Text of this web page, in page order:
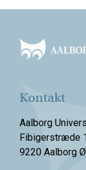
Kontakt
Aalborg
Fibigerstræde
9220 Aalborg Ø